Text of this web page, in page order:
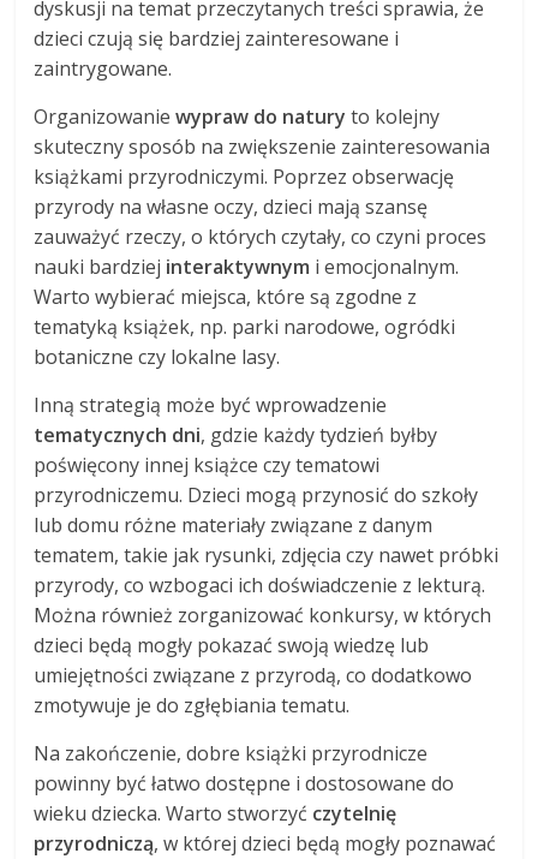
dyskusji na temat przeczytanych treści sprawia, że
dzieci czują się bardziej zainteresowane i
zaintrygowane.
Organizowaniewypraw do natury to kolejny
skuteczny sposób na zwiększenie zainteresowania
książkami przyrodniczymi. Poprzez obserwację
przyrody na własne oczy, dzieci mają szansę
zauważyć rzeczy, o których czytały, co czyni proces
nauki bardziej interaktywnym i emocjonalnym.
Warto wybierać miejsca, które są zgodne z
tematyką książek, np. parki narodowe, ogródki
botaniczne czy lokalne lasy.
Inną strategią może być wprowadzenie
tematycznych dni, gdzie każdy tydzień byłby
poświęcony innej książce czy tematowi
przyrodniczemu. Dzieci mogą przynosić do szkoły
lub domu różne materiały związane z danym
tematem, takie jak rysunki, zdjęcia czy nawet próbki
przyrody, co wzbogaci ich doświadczenie z lekturą.
Można również zorganizować konkursy, w których
dzieci będą mogły pokazać swoją wiedzę lub
umiejętności związane z przyrodą, co dodatkowo
zmotywuje je do zgłębiania tematu.
Na zakończenie, dobre książki przyrodnicze
powinny być łatwo dostępne i dostosowane do
wieku dziecka. Warto stworzyć czytelnię
przyrodniczą, w której dzieci będą mogły poznawać